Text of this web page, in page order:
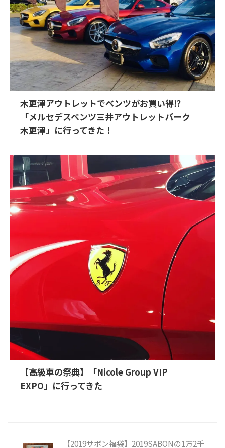
木更津アウトレットでベンツがお買い得⁉︎
「メルセデスベンツ三井アウトレットパーク
木更津」に行ってきた！
【高級車の祭典】「Nicole Group VIP
EXPO」に行ってきた
【2019サボン福袋】2019SABONの1万2千